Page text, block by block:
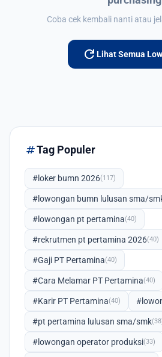
Coba cek kembali nanti atau
refresh Lihat Semua
tagTag Populer
#loker bumn 2026(117)
#lowongan bumn lulusan sma/
#lowongan pt pertamina(40)
#rekrutmen pt pertamina 2026(40)
#Gaji PT Pertamina(40)
#Cara Melamar PT Pertamina(40)
#Karir PT Pertamina(40)
#pt pertamina lulusan sma/smk
#lowongan operator produksi(33)